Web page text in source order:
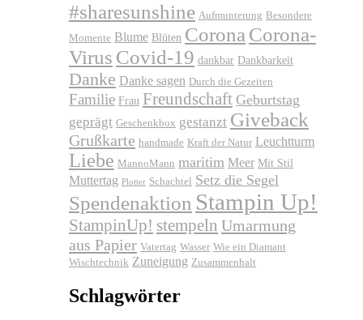
#sharesunshine Aufmunterung Besondere
Momente Blume Blüten CoronaCorona-
Virus Covid-19 dankbar Dankbarkeit
Danke Danke sagen Durch die Gezeiten
Familie Frau Freundschaft Geburtstag
geprägt Geschenkbox gestanzt Giveback
Grußkarte handmade Kraft der Natur Leuchtturm
Liebe MannoMann maritim Meer Mit Stil
Muttertag Plotter Schachtel Setz die Segel
Spendenaktion Stampin Up!
StampinUp! stempeln Umarmung
aus Papier Vatertag Wasser Wie ein Diamant
Wischtechnik Zuneigung Zusammenhalt
Schlagwörter